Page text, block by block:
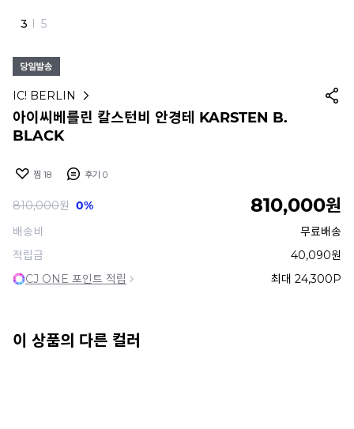
4 I 5
IC! BERLIN
아이씨베를린 칼스턴비 안경테 KARSTEN B.
BLACK
찜 18 후기 0
810,000원 0% 810,000원
배송비
무료배송
적립금
40,090원
CJ ONE 포인트 적립
최대 24,300P
이 상품의 다른 컬러